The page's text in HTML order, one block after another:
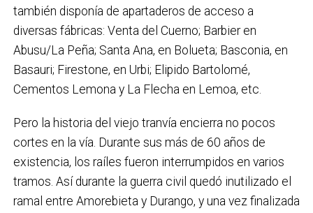
también disponía de apartaderos de acceso a
diversas fábricas: Venta del Cuerno; Barbier en
Abusu/La Peña; Santa Ana, en Bolueta; Basconia, en
Basauri; Firestone, en Urbi; Elipido Bartolomé,
Cementos Lemona y La Flecha en Lemoa, etc.
Pero la historia del viejo tranvía encierra no pocos
cortes en la vía. Durante sus más de 60 años de
existencia, los raíles fueron interrumpidos en varios
tramos. Así durante la guerra civil quedó inutilizado el
ramal entre Amorebieta y Durango, y una vez finalizada